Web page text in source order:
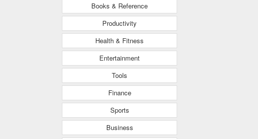
Books & Reference
Productivity
Health & Fitness
Entertainment
Tools
Finance
Sports
Business